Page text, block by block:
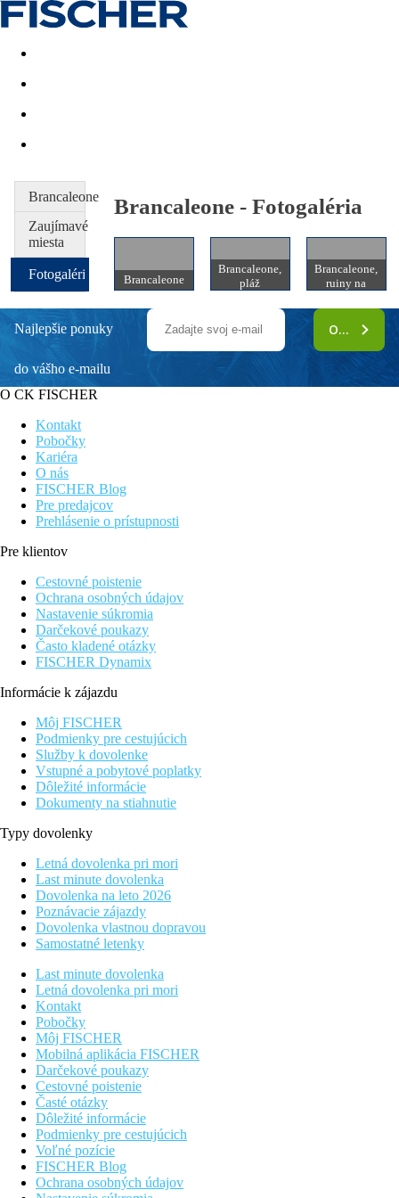
Last minute Dovolenkové kluby
Brancaleone
Zaujímavé
miesta
Fotogaléria
Brancaleone - Fotogaléria
Brancaleone
Brancaleone,
pláž
Brancaleone,
ruiny na
Najlepšie ponuky
do vášho e-mailu
ODOBERAŤ
O CK FISCHER
Kontakt
Pobočky
Kariéra
O nás
FISCHER Blog
Pre predajcov
Prehlásenie o prístupnosti
Pre klientov
Cestovné poistenie
Ochrana osobných údajov
Nastavenie súkromia
Darčekové poukazy
Často kladené otázky
FISCHER Dynamix
Informácie k zájazdu
Môj FISCHER
Podmienky pre cestujúcich
Služby k dovolenke
Vstupné a pobytové poplatky
Dôležité informácie
Dokumenty na stiahnutie
Typy dovolenky
Letná dovolenka pri mori
Last minute dovolenka
Dovolenka na leto 2026
Poznávacie zájazdy
Dovolenka vlastnou dopravou
Samostatné letenky
Last minute dovolenka
Letná dovolenka pri mori
Kontakt
Pobočky
Môj FISCHER
Mobilná aplikácia FISCHER
Darčekové poukazy
Cestovné poistenie
Časté otázky
Dôležité informácie
Podmienky pre cestujúcich
Voľné pozície
FISCHER Blog
Ochrana osobných údajov